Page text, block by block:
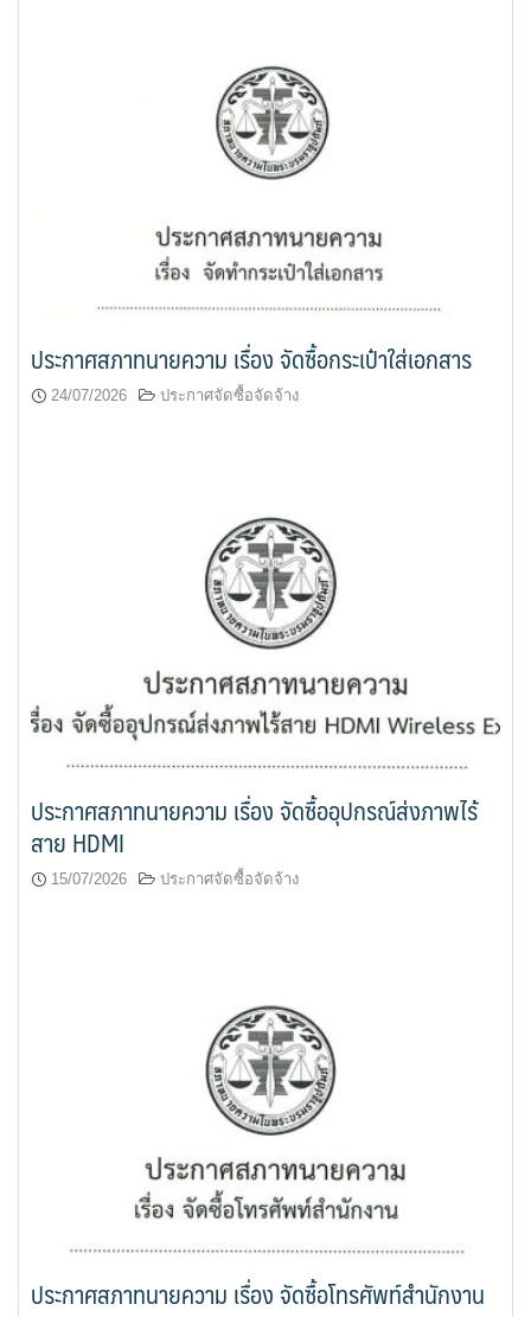
ประกาศสภาทนายความ เรื่อง จัดซื้อกระเป๋าใส่เอกสาร
24/07/2026 ประกาศจัดซื้อจัดจ้าง
ประกาศสภาทนายความ เรื่อง จัดซื้ออุปกรณ์ส่งภาพไร้
สาย HDMI
15/07/2026 ประกาศจัดซื้อจัดจ้าง
ประกาศสภาทนายความ เรื่อง จัดซื้อโทรศัพท์สำนักงาน